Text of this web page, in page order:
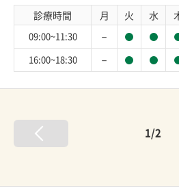
診療時間 月 火 水
09:00~11:30 －
16:00~18:30 －
1/2